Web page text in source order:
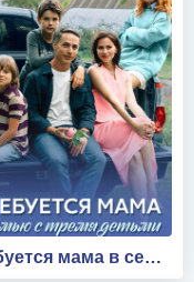
Требуется мама в семью с тремя детьми